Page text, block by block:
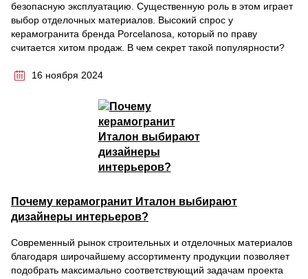
безопасную эксплуатацию. Существенную роль в этом играет
выбор отделочных материалов. Высокий спрос у
керамогранита бренда Porcelanosa, который по праву
считается хитом продаж. В чем секрет такой популярности?
16 ноября 2024
Почему керамогранит Италон выбирают
дизайнеры интерьеров?
Современный рынок строительных и отделочных материалов
благодаря широчайшему ассортименту продукции позволяет
подобрать максимально соответствующий задачам проекта